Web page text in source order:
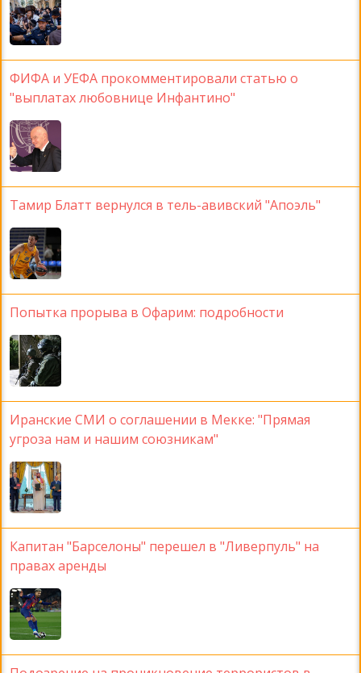
ФИФА и УЕФА прокомментировали статью о
"выплатах любовнице Инфантино"
Тамир Блатт вернулся в тель-авивский "Апоэль"
Попытка прорыва в Офарим: подробности
Иранские СМИ о соглашении в Мекке: "Прямая
угроза нам и нашим союзникам"
Капитан "Барселоны" перешел в "Ливерпуль" на
правах аренды